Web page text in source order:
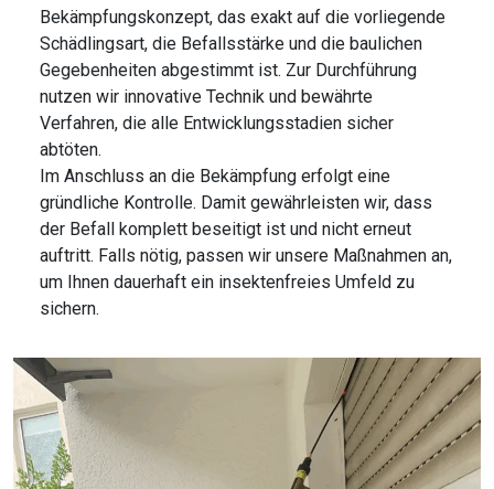
Bekämpfungskonzept, das exakt auf die vorliegende
Schädlingsart, die Befallsstärke und die baulichen
Gegebenheiten abgestimmt ist. Zur Durchführung
nutzen wir innovative Technik und bewährte
Verfahren, die alle Entwicklungsstadien sicher
abtöten.
Im Anschluss an die Bekämpfung erfolgt eine
gründliche Kontrolle. Damit gewährleisten wir, dass
der Befall komplett beseitigt ist und nicht erneut
auftritt. Falls nötig, passen wir unsere Maßnahmen an,
um Ihnen dauerhaft ein insektenfreies Umfeld zu
sichern.